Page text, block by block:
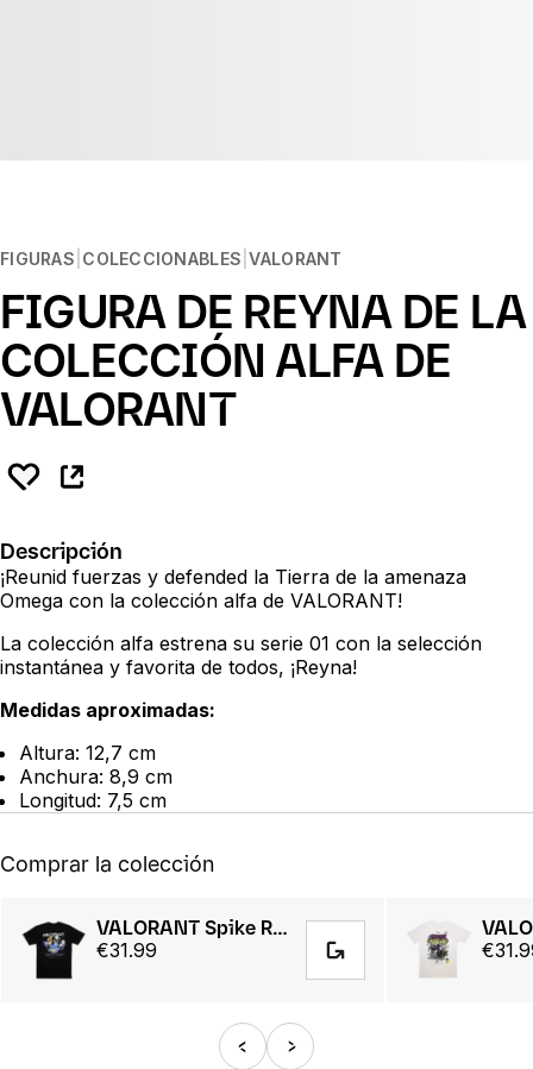
FIGURAS COLECCIONABLES VALORANT
FIGURA DE REYNA DE LA
COLECCIÓN ALFA DE
VALORANT
Descripción
¡Reunid fuerzas y defended la Tierra de la amenaza
Omega con la colección alfa de VALORANT!
La colección alfa estrena su serie 01 con la selección
instantánea y favorita de todos, ¡Reyna!
Medidas aproximadas:
Altura: 12,7 cm
Anchura: 8,9 cm
Longitud: 7,5 cm
Comprar la colección
VALORANT Spike Rush Tee
€31.99